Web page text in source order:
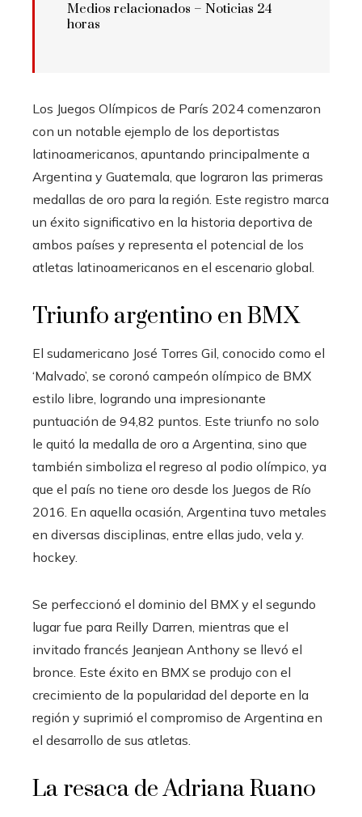
Medios relacionados – Noticias 24
horas
Los Juegos Olímpicos de París 2024 comenzaron
con un notable ejemplo de los deportistas
latinoamericanos, apuntando principalmente a
Argentina y Guatemala, que lograron las primeras
medallas de oro para la región. Este registro marca
un éxito significativo en la historia deportiva de
ambos países y representa el potencial de los
atletas latinoamericanos en el escenario global.
Triunfo argentino en BMX
El sudamericano José Torres Gil, conocido como el
‘Malvado’, se coronó campeón olímpico de BMX
estilo libre, logrando una impresionante
puntuación de 94,82 puntos. Este triunfo no solo
le quitó la medalla de oro a Argentina, sino que
también simboliza el regreso al podio olímpico, ya
que el país no tiene oro desde los Juegos de Río
2016. En aquella ocasión, Argentina tuvo metales
en diversas disciplinas, entre ellas judo, vela y.
hockey.
Se perfeccionó el dominio del BMX y el segundo
lugar fue para Reilly Darren, mientras que el
invitado francés Jeanjean Anthony se llevó el
bronce. Este éxito en BMX se produjo con el
crecimiento de la popularidad del deporte en la
región y suprimió el compromiso de Argentina en
el desarrollo de sus atletas.
La resaca de Adriana Ruano